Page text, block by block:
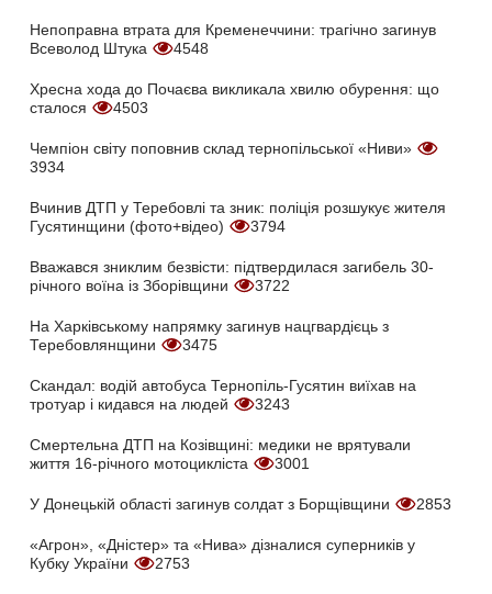
Непоправна втрата для Кременеччини: трагічно загинув
Всеволод Штука
4548
Хресна хода до Почаєва викликала хвилю обурення: що
сталося
4503
Чемпіон світу поповнив склад тернопільської «Ниви»
3934
Вчинив ДТП у Теребовлі та зник: поліція розшукує жителя
Гусятинщини (фото+відео)
3794
Вважався зниклим безвісти: підтвердилася загибель 30-
річного воїна із Зборівщини
3722
На Харківському напрямку загинув нацгвардієць з
Теребовлянщини
3475
Скандал: водій автобуса Тернопіль-Гусятин виїхав на
тротуар і кидався на людей
3243
Смертельна ДТП на Козівщині: медики не врятували
життя 16-річного мотоцикліста
3001
У Донецькій області загинув солдат з Борщівщини 2853
«Агрон», «Дністер» та «Нива» дізналися суперників у
Кубку України
2753